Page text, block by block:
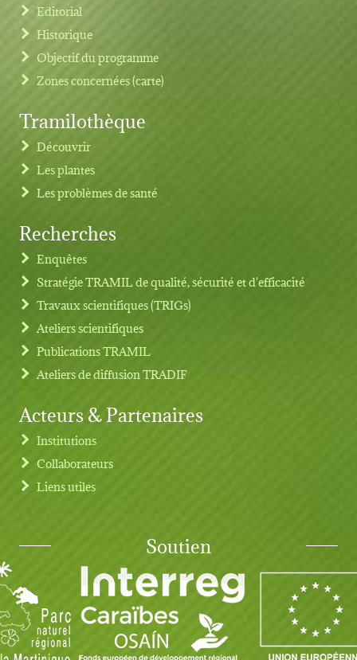
Footer menu
Editorial
Historique
Objectif du programme
Zones concernées (carte)
Tramilothèque
Découvrir
Les plantes
Les problèmes de santé
Recherches
Enquêtes
Stratégie TRAMIL de qualité, sécurité et d'efficacité
Travaux scientifiques (TRIGs)
Ateliers scientifiques
Publications TRAMIL
Ateliers de diffusion TRADIF
Acteurs & Partenaires
Institutions
Collaborateurs
Liens utiles
Soutien